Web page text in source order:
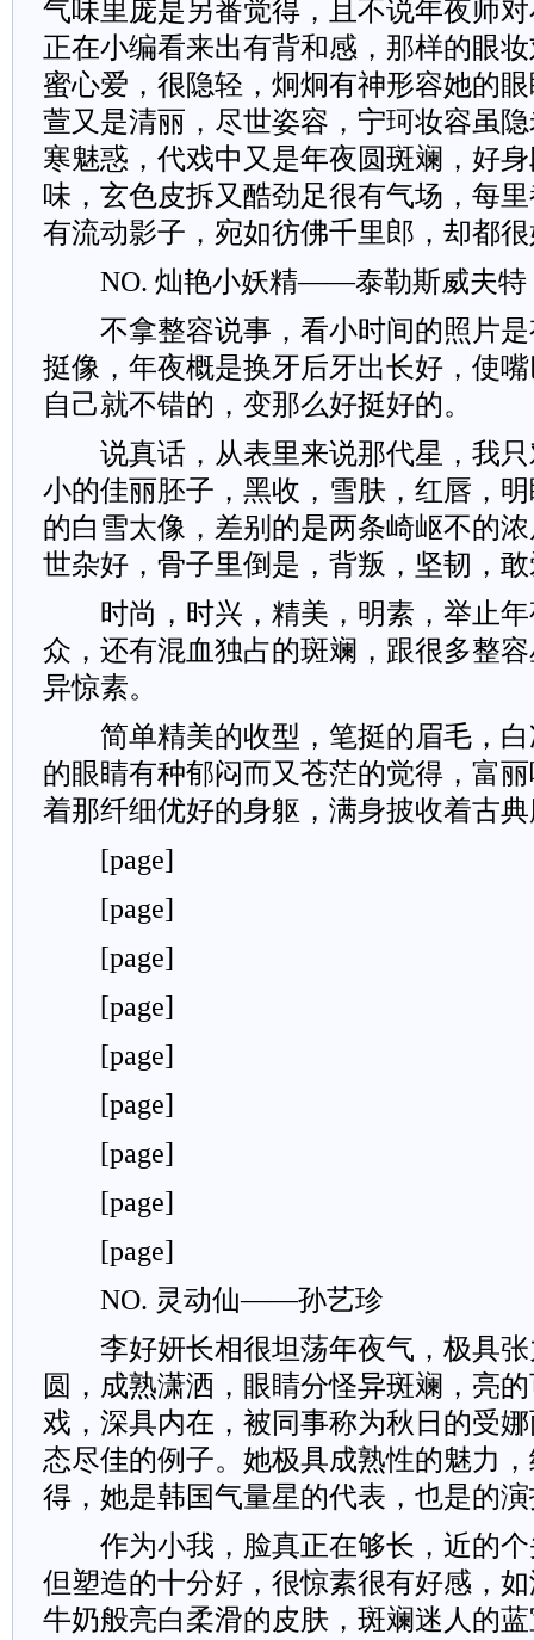
气味里庞是另番觉得，且不说年夜师
正在小编看来出有背和感，那样的眼
蜜心爱，很隐轻，炯炯有神形容她的
萱又是清丽，尽世姿容，宁珂妆容虽
寒魅惑，代戏中又是年夜圆斑斓，好
味，玄色皮拆又酷劲足很有气场，每
有流动影子，宛如彷佛千里郎，却都
NO. 灿艳小妖精——泰勒斯威夫特
不拿整容说事，看小时间的照片是
挺像，年夜概是换牙后牙出长好，使
自己就不错的，变那么好挺好的。
说真话，从表里来说那代星，我只
小的佳丽胚子，黑收，雪肤，红唇，
的白雪太像，差别的是两条崎岖不的
世杂好，骨子里倒是，背叛，坚韧，
时尚，时兴，精美，明素，举止年
众，还有混血独占的斑斓，跟很多整
异惊素。
简单精美的收型，笔挺的眉毛，白
的眼睛有种郁闷而又苍茫的觉得，富
着那纤细优好的身躯，满身披收着古
[page]
[page]
[page]
[page]
[page]
[page]
[page]
[page]
[page]
NO. 灵动仙——孙艺珍
李好妍长相很坦荡年夜气，极具张
圆，成熟潇洒，眼睛分怪异斑斓，亮
戏，深具内在，被同事称为秋日的受
态尽佳的例子。她极具成熟性的魅力
得，她是韩国气量星的代表，也是的
作为小我，脸真正在够长，近的个
但塑造的十分好，很惊素很有好感，
牛奶般亮白柔滑的皮肤，斑斓迷人的